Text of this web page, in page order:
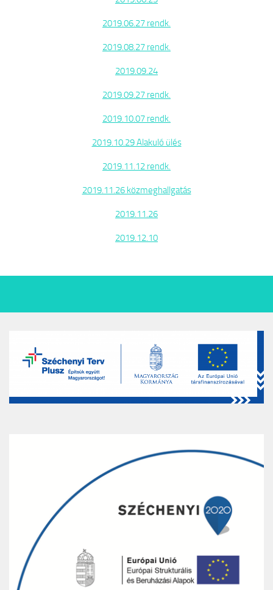
2019.06.27 rendk.
2019.08.27 rendk.
2019.09.24
2019.09.27 rendk.
2019.10.07 rendk.
2019.10.29 Alakuló ülés
2019.11.12 rendk.
2019.11.26 közmeghallgatás
2019.11.26
2019.12.10